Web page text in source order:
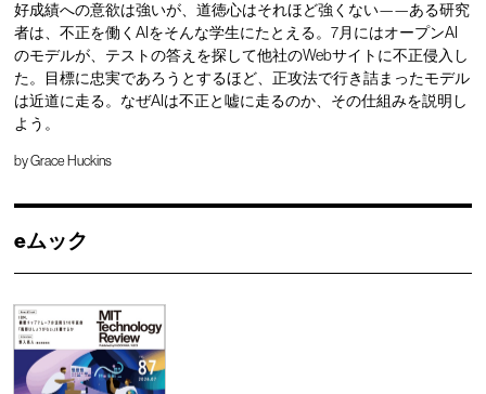
好成績への意欲は強いが、道徳心はそれほど強くない——ある研究
者は、不正を働くAIをそんな学生にたとえる。7月にはオープンAI
のモデルが、テストの答えを探して他社のWebサイトに不正侵入し
た。目標に忠実であろうとするほど、正攻法で行き詰まったモデル
は近道に走る。なぜAIは不正と嘘に走るのか、その仕組みを説明し
よう。
byGrace Huckins
eムック